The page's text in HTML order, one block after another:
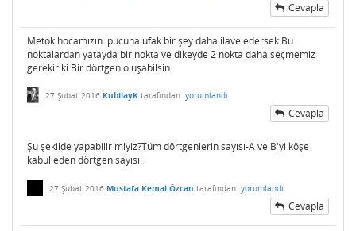
Cevapla
Metok hocamızın ipucuna ufak bir şey daha ilave edersek.Bu
noktalardan yatayda bir nokta ve dikeyde 2 nokta daha seçmemiz
gerekir ki.Bir dörtgen oluşabilsin.
27 Şubat 2016 KubilayK tarafından yorumlandı
Cevapla
Şu şekilde yapabilir miyiz?Tüm dörtgenlerin sayısı-A ve B'yi köşe
kabul eden dörtgen sayısı.
27 Şubat 2016 Mustafa Kemal Özcan tarafından yorumlandı
Cevapla